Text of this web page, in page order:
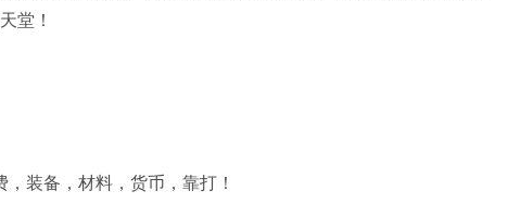
堂！
装备，材料，货币，靠打！